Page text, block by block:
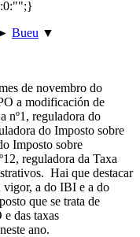
Bueu ▼
de novembro do
a modificación de
nº1, reguladora do
do Imposto sobre
Imposto sobre
reguladora da Taxa
Hai que destacar
vigor, a do IBI e a do
que se trata de
das taxas
ano.